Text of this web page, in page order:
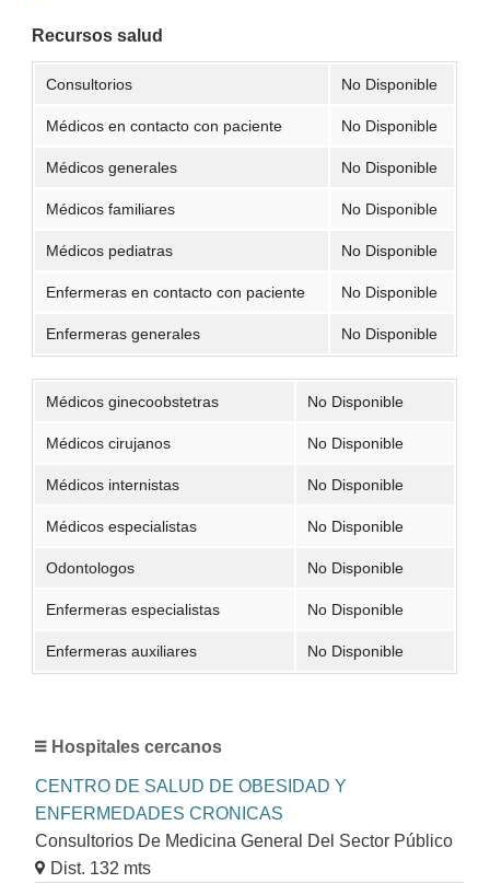
Recursos salud
Consultorios No Disponible
Médicos en contacto con paciente No Disponible
Médicos generales No Disponible
Médicos familiares No Disponible
Médicos pediatras No Disponible
Enfermeras en contacto con paciente No Disponible
Enfermeras generales No Disponible
Médicos ginecoobstetras No Disponible
Médicos cirujanos No Disponible
Médicos internistas No Disponible
Médicos especialistas No Disponible
Odontologos No Disponible
Enfermeras especialistas No Disponible
Enfermeras auxiliares No Disponible
Hospitales cercanos
CENTRO DE SALUD DE OBESIDAD Y
ENFERMEDADES CRONICAS
Consultorios De Medicina General Del Sector Público
Dist. 132 mts